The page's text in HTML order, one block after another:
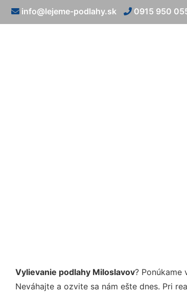
info@lejeme-podlahy.sk 0915 950
Vylievanie podlahy Miloslavov? Ponúkame
Neváhajte a ozvite sa nám ešte dnes. Pri